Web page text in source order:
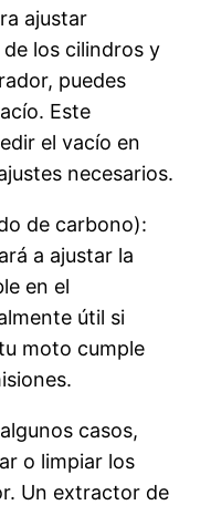
ajustar
los cilindros y
puedes
Este
el vacío en
necesarios.
de carbono):
a ajustar la
en el
útil si
moto cumple
casos,
o limpiar los
Un extractor de